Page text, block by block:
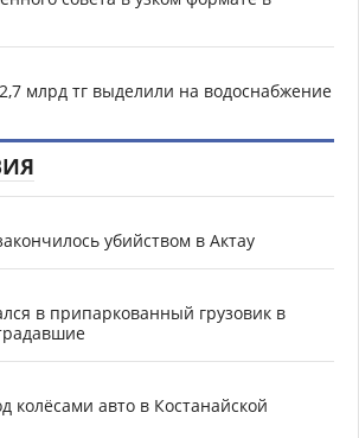
млрд тг выделили на водоснабжение
убийством в Актау
в припаркованный грузовик в
колёсами авто в Костанайской